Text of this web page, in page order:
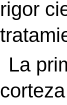
rigor
La